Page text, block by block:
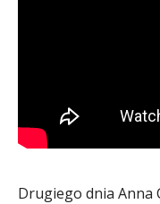
Drugiego dnia Anna